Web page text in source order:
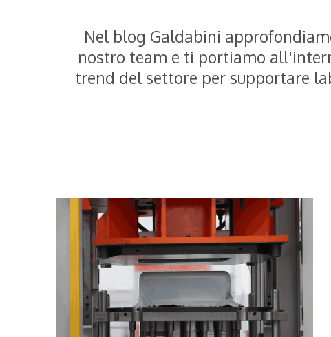
Nel blog Galdabini
nostro team e ti portiamo
trend del settore per supportare